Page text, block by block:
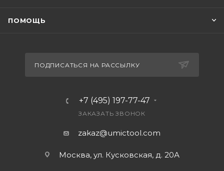
ПОМОЩЬ
ПОДПИСАТЬСЯ НА РАССЫЛКУ
+7 (495) 197-77-47
ЗАКАЗАТЬ ЗВОНОК
zakaz@umictool.com
Москва, ул. Кусковская, д. 20А